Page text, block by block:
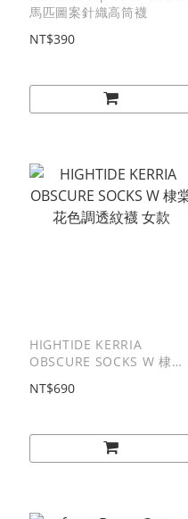
馬匹圖案針織高筒襪
NT$390
HIGHTIDE KERRIA
OBSCURE SOCKS W 棣棠
NT$690